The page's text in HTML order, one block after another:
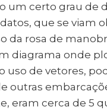
um certo grau de
que se viam
da rosa de
diagrama onde
uso de vetores,
outras
eram cerca de 5